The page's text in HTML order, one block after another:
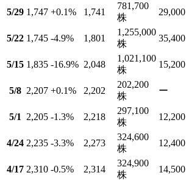
5/29 1,747 +0.1% 1,741
781,700
株
29,000
5/22 1,745 -4.9% 1,801
1,255,000
株
35,400
5/15 1,835 -16.9% 2,048
1,021,100
株
15,200
5/8 2,207 +0.1% 2,202
202,200
株
ー
5/1 2,205 -1.3% 2,218
297,100
株
12,200
4/24 2,235 -3.3% 2,273
324,600
株
12,400
4/17 2,310 -0.5% 2,314
324,900
株
14,500